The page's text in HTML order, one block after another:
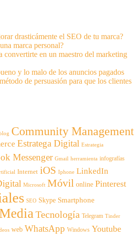
drasticámente el SEO de tu marca?
marca personal?
convertirte en un maestro del marketing
y lo malo de los anuncios pagados
de persuasión para que los clientes
Community Management
Estratega Digital Estrategia
Messenger Gmail herramienta infografías
Internet iOS Iphone LinkedIn
Microsoft Móvil online Pinterest
SEO Skype Smartphone
Tecnología Telegram Tinder
web WhatsApp Windows Youtube